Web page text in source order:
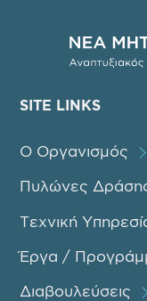
SITE LINKS
Ο Οργανισμός
Πυλώνες
Τεχνική
Έργα /
Διαβουλεύσεις